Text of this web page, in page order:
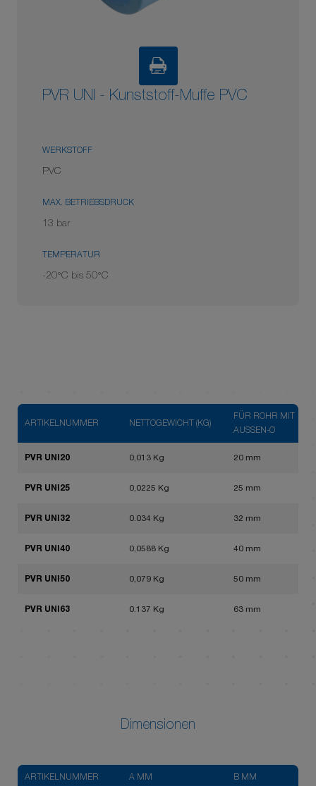
PVR UNI - Kunststoff-Muffe PVC
WERKSTOFF
PVC
MAX. BETRIEBSDRUCK
13 bar
TEMPERATUR
-20°C bis 50°C
ARTIKELNUMMER NETTOGEWICHT (KG)
FÜR ROHR MIT
AUSSEN-Ø
PVR UNI20 0,013 Kg 20 mm
PVR UNI25 0,0225 Kg 25 mm
PVR UNI32 0.034 Kg 32 mm
PVR UNI40 0,0588 Kg 40 mm
PVR UNI50 0,079 Kg 50 mm
PVR UNI63 0.137 Kg 63 mm
Dimensionen
ARTIKELNUMMER A MM B MM